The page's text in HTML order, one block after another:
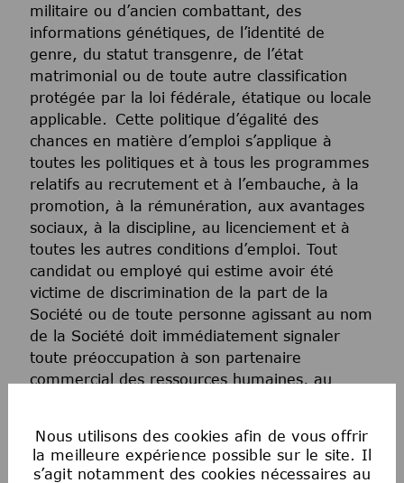
Nous utilisons des cookies afin de vous offrir
la meilleure expérience possible sur le site. Il
s’agit notamment des cookies nécessaires au
militaire ou d’ancien combattant, des
informations génétiques, de l’identité de
genre, du statut transgenre, de l’état
matrimonial ou de toute autre classification
protégée par la loi fédérale, étatique ou locale
applicable. Cette politique d’égalité des
chances en matière d’emploi s’applique à
toutes les politiques et à tous les programmes
relatifs au recrutement et à l’embauche, à la
promotion, à la rémunération, aux avantages
sociaux, à la discipline, au licenciement et à
toutes les autres conditions d’emploi. Tout
candidat ou employé qui estime avoir été
victime de discrimination de la part de la
Société ou de toute personne agissant au nom
de la Société doit immédiatement signaler
toute préoccupation à son partenaire
commercial des ressources humaines, au
représailles à l’encontre d’une personne qui a
signalé de bonne foi une discrimination.